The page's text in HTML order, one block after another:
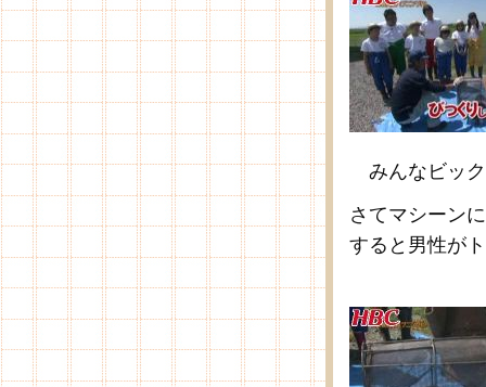
みんなビッ
さてマシーン
すると男性が